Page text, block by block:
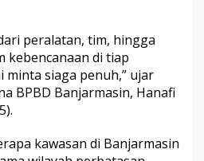
u
t
l
a
peralatan, tim, hingga
kebencanaan di tiap
minta siaga penuh,” ujar
BPBD Banjarmasin, Hanafi
kawasan di Banjarmasin